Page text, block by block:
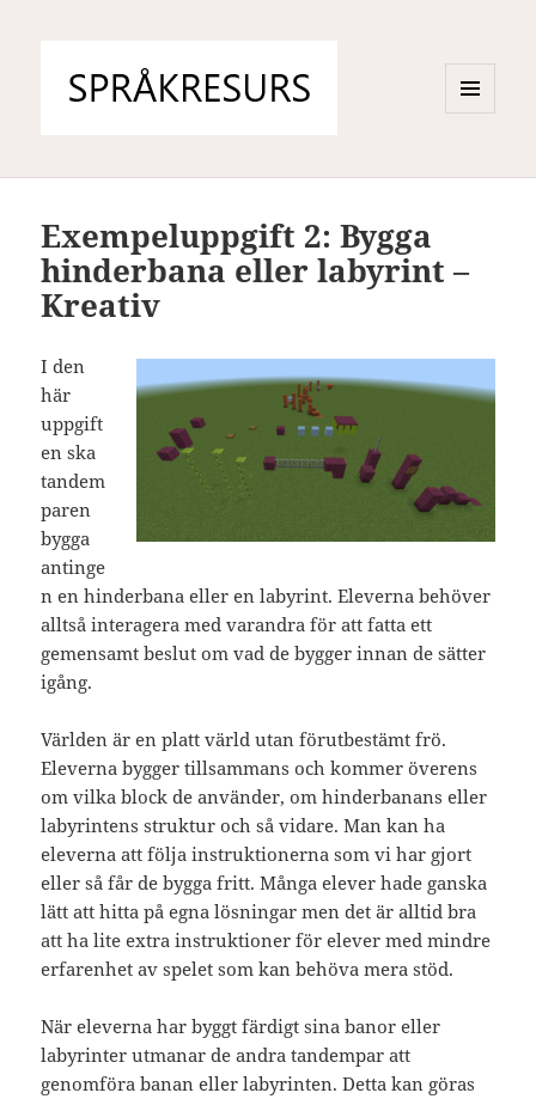
Exempeluppgift 2: Bygga
hinderbana eller labyrint –
Kreativ
I den
här
uppgift
en ska
tandem
paren
bygga
antinge
n en hinderbana eller en labyrint. Eleverna behöver
alltså interagera med varandra för att fatta ett
gemensamt beslut om vad de bygger innan de sätter
igång.
Världen är en platt värld utan förutbestämt frö.
Eleverna bygger tillsammans och kommer överens
om vilka block de använder, om hinderbanans eller
labyrintens struktur och så vidare. Man kan ha
eleverna att följa instruktionerna som vi har gjort
eller så får de bygga fritt. Många elever hade ganska
lätt att hitta på egna lösningar men det är alltid bra
att ha lite extra instruktioner för elever med mindre
erfarenhet av spelet som kan behöva mera stöd.
När eleverna har byggt färdigt sina banor eller
labyrinter utmanar de andra tandempar att
genomföra banan eller labyrinten. Detta kan göras